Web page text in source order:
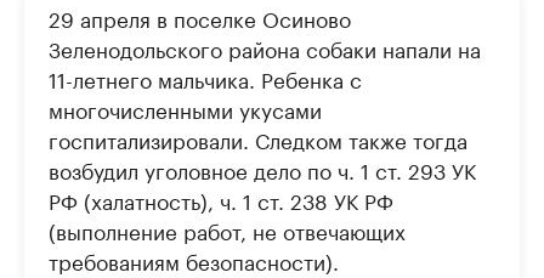
29 апреля в поселке Осиново
Зеленодольского района собаки напали на
11-летнего мальчика. Ребенка с
многочисленными укусами
госпитализировали. Следком также тогда
возбудил уголовное дело по ч. 1 ст. 293 УК
РФ (халатность), ч. 1 ст. 238 УК РФ
(выполнение работ, не отвечающих
требованиям безопасности).